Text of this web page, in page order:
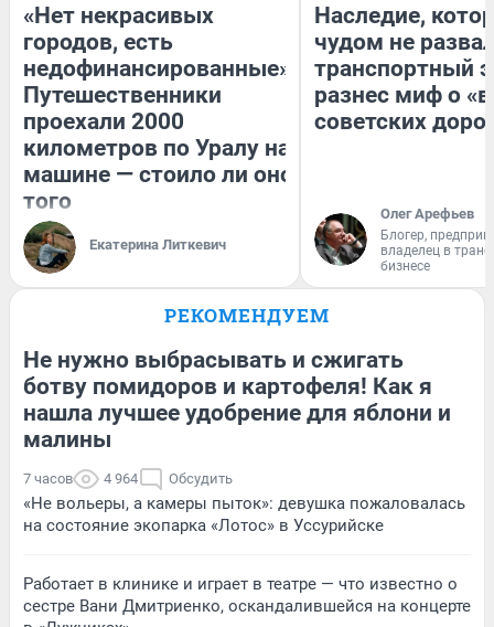
«Нет некрасивых
городов, есть
недофинансированные».
Путешественники
проехали 2000
километров по Уралу на
машине — стоило ли оно
того
Екатерина Литкевич
Наследие,
чудом не
транспортный
разнес миф о
советских
Олег Арефьев
Блогер,
владелец в
бизнесе
РЕКОМЕНДУЕМ
Не нужно выбрасывать и сжигать
ботву помидоров и картофеля! Как я
нашла лучшее удобрение для яблони и
малины
7 часов 4 964 Обсудить
«Не вольеры, а камеры пыток»: девушка пожаловалась
на состояние экопарка «Лотос» в Уссурийске
Работает в клинике и играет в театре — что известно о
сестре Вани Дмитриенко, оскандалившейся на концерте